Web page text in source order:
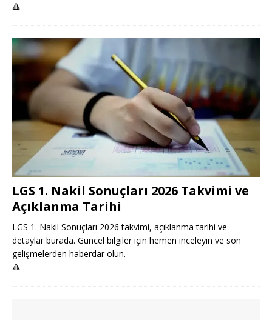
🔺
LGS 1. Nakil Sonuçları 2026 Takvimi ve
Açıklanma Tarihi
LGS 1. Nakil Sonuçları 2026 takvimi, açıklanma tarihi ve
detaylar burada. Güncel bilgiler için hemen inceleyin ve son
gelişmelerden haberdar olun.
🔺